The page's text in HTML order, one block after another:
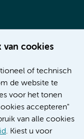
van cookies
of technisch
de website te
voor het tonen
accepteren"
van alle cookies
. Kiest u voor